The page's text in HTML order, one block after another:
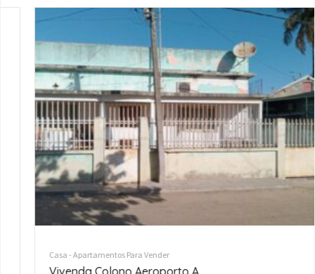
Casa - Apartamentos Para Vender
VENDE-SE MORADIA T4, 3WC’S, BAIRRO DA